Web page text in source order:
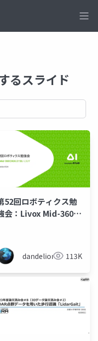
るスライド
52回ロボティクス勉
会：Livox Mid-360を
dandelion 113K